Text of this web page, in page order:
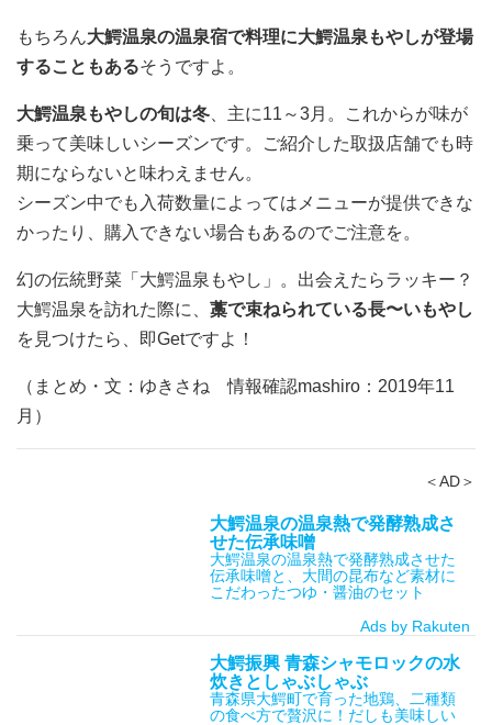
もちろん大鰐温泉の温泉宿で料理に大鰐温泉もやしが登場
することもあるそうですよ。
大鰐温泉もやしの旬は冬 、主に11～3月。これからが味が
乗って美味しいシーズンです。ご紹介した取扱店舗でも時
期にならないと味わえません。
シーズン中でも入荷数量によってはメニューが提供できな
かったり、購入できない場合もあるのでご注意を。
幻の伝統野菜「大鰐温泉もやし」。出会えたらラッキー？
大鰐温泉を訪れた際に、 藁で束ねられている長〜いもやし
を見つけたら、即Getですよ！
（まとめ・文：ゆきさね 情報確認mashiro：2019年11
月）
＜AD＞
大鰐温泉の温泉熱で発酵熟成さ
せた伝承味噌
大鰐温泉の温泉熱で発酵熟成させた
伝承味噌と、大間の昆布など素材に
こだわったつゆ・醤油のセット
Ads by Rakuten
大鰐振興 青森シャモロックの水
炊きとしゃぶしゃぶ
青森県大鰐町で育った地鶏、二種類
の食べ方で贅沢に！だしも美味しい